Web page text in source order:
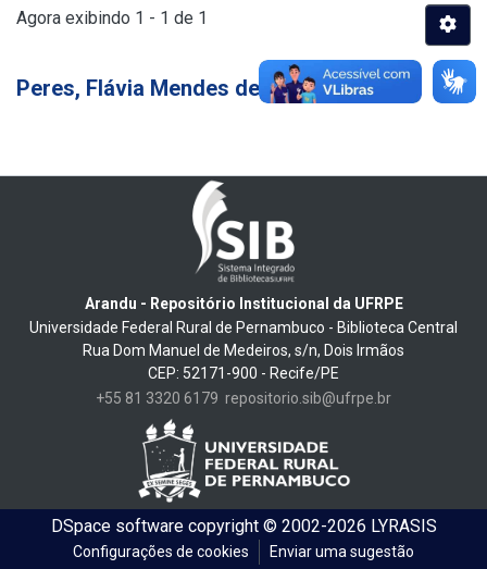
Agora exibindo 1 - 1 de 1
Peres, Flávia Mendes de Andrade e
Arandu - Repositório Institucional da UFRPE
Universidade Federal Rural de Pernambuco - Biblioteca Central
Rua Dom Manuel de Medeiros, s/n, Dois Irmãos
CEP: 52171-900 - Recife/PE
+55 81 3320 6179 repositorio.sib@ufrpe.br
DSpace softwarecopyright © 2002-2026 LYRASIS
Configurações de cookies Enviar uma sugestão